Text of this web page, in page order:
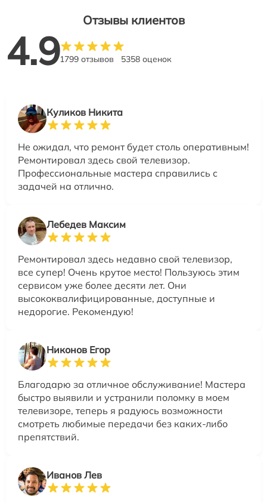
Отзывы клиентов
4.91799 отзывов 5358 оценок
Куликов Никита
Не ожидал, что ремонт будет столь оперативным!
Ремонтировал здесь свой телевизор.
Профессиональные мастера справились с
задачей на отлично.
Лебедев Максим
Ремонтировал здесь недавно свой телевизор,
все супер! Очень крутое место! Пользуюсь этим
сервисом уже более десяти лет. Они
высококвалифицированные, доступные и
недорогие. Рекомендую!
Никонов Егор
Благодарю за отличное обслуживание! Мастера
быстро выявили и устранили поломку в моем
телевизоре, теперь я радуюсь возможности
смотреть любимые передачи без каких-либо
препятствий.
Иванов Лев